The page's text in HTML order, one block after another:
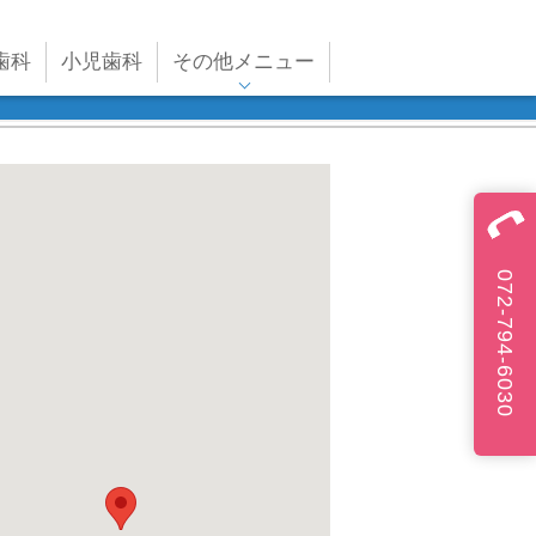
072-794-6030
科 小児歯科 その他メニュー